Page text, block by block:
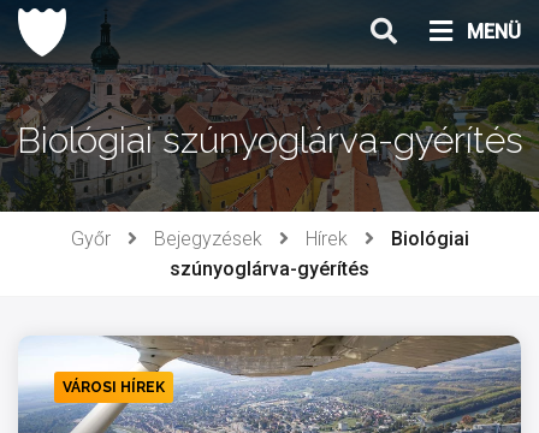
Ugrás
tartalomhoz
MENÜ
Biológiai szúnyoglárva-gyérítés
Győr Bejegyzések Hírek
Biológiai
szúnyoglárva-gyérítés
VÁROSI HÍREK